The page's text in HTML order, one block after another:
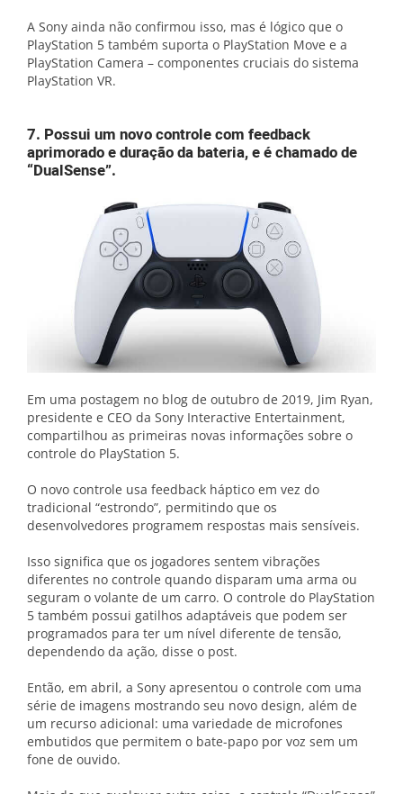
A Sony ainda não confirmou isso, mas é lógico que o
PlayStation 5 também suporta o PlayStation Move e a
PlayStation Camera – componentes cruciais do sistema
PlayStation VR.
7. Possui um novo controle com feedback
aprimorado e duração da bateria, e é chamado de
“DualSense”.
Em uma postagem no blog de outubro de 2019, Jim Ryan,
presidente e CEO da Sony Interactive Entertainment,
compartilhou as primeiras novas informações sobre o
controle do PlayStation 5.
O novo controle usa feedback háptico em vez do
tradicional “estrondo”, permitindo que os
desenvolvedores programem respostas mais sensíveis.
Isso significa que os jogadores sentem vibrações
diferentes no controle quando disparam uma arma ou
seguram o volante de um carro. O controle do PlayStation
5 também possui gatilhos adaptáveis que podem ser
programados para ter um nível diferente de tensão,
dependendo da ação, disse o post.
Então, em abril, a Sony apresentou o controle com uma
série de imagens mostrando seu novo design, além de
um recurso adicional: uma variedade de microfones
embutidos que permitem o bate-papo por voz sem um
fone de ouvido.